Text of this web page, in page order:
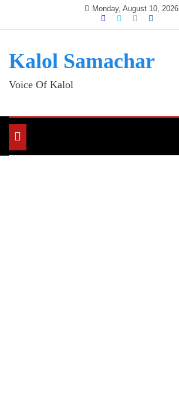
Monday, August 10, 2026
Kalol Samachar
Voice Of Kalol
Toggle
navigation